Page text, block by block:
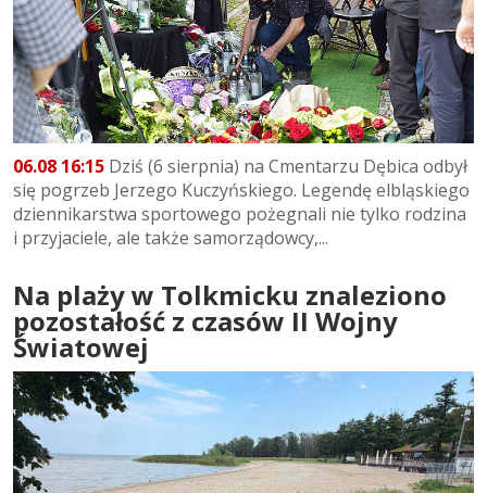
06.08 16:15 Dziś (6 sierpnia) na Cmentarzu Dębica odbył
się pogrzeb Jerzego Kuczyńskiego. Legendę elbląskiego
dziennikarstwa sportowego pożegnali nie tylko rodzina
i przyjaciele, ale także samorządowcy,...
Na plaży w Tolkmicku znaleziono
pozostałość z czasów II Wojny
Światowej